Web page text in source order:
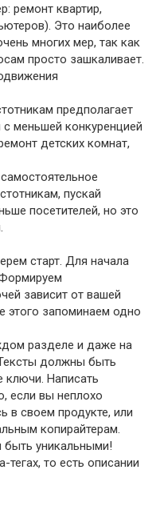
ремонт квартир,
Это наиболее
многих мер, так как
просто зашкаливает.
предполагает
меньшей конкуренцией
детских комнат,
пускай
посетителей, но это
старт. Для начала
зависит от вашей
этого запоминаем одно
разделе и даже на
должны быть
Написать
если вы неплохо
в своем продукте, или
копирайтерам.
быть уникальными!
то есть описании